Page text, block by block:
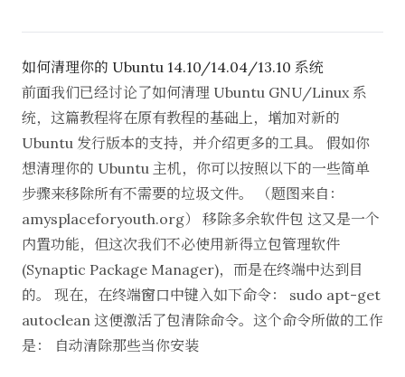
如何清理你的 Ubuntu 14.10/14.04/13.10 系统
前面我们已经讨论了如何清理 Ubuntu GNU/Linux 系
统，这篇教程将在原有教程的基础上，增加对新的
Ubuntu 发行版本的支持，并介绍更多的工具。 假如你
想清理你的 Ubuntu 主机，你可以按照以下的一些简单
步骤来移除所有不需要的垃圾文件。 （题图来自：
amysplaceforyouth.org） 移除多余软件包 这又是一个
内置功能，但这次我们不必使用新得立包管理软件
(Synaptic Package Manager)，而是在终端中达到目
的。 现在，在终端窗口中键入如下命令： sudo apt-get
autoclean 这便激活了包清除命令。这个命令所做的工作
是： 自动清除那些当你安装